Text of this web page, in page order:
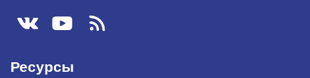
Ресурсы